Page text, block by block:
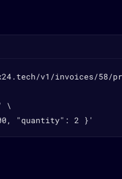
v1/invoices/58/
\
"quantity": 2 }'